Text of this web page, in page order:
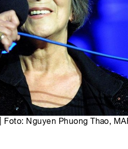
Foto: Nguyen Phuong Thao,